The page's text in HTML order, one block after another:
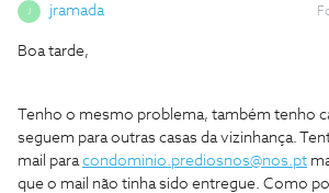
jramada
Boa tarde,
Tenho o mesmo problema, também tenho
seguem para outras casas da vizinhança.
mail paracondominio.prediosnos@nos.pt
que o mail não tinha sido entregue. Como